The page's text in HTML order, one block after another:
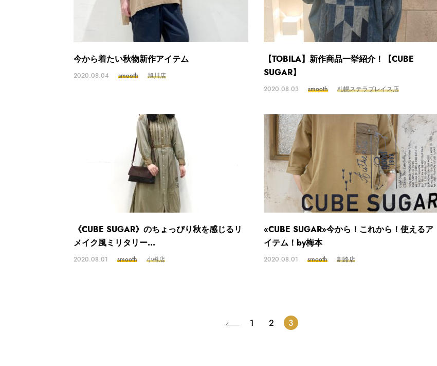
今から着たい秋物新作アイテム
2020.08.04 smooth 旭川店
【TOBILA】新作商品一挙紹介！【CUBE
SUGAR】
2020.08.03 smooth 札幌ステラプレイス店
《CUBE SUGAR》のちょっぴり秋を感じるリ
メイク風ミリタリー...
2020.08.01 smooth 小樽店
«CUBE SUGAR»今から！これから！使えるア
イテム！by梅本
2020.08.01 smooth 釧路店
1 2 3